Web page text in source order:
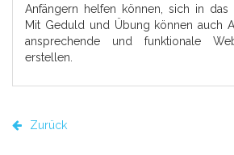
Anfängern helfen können, sich in das
Mit Geduld und Übung können auch
ansprechende und funktionale
erstellen.
Zurück